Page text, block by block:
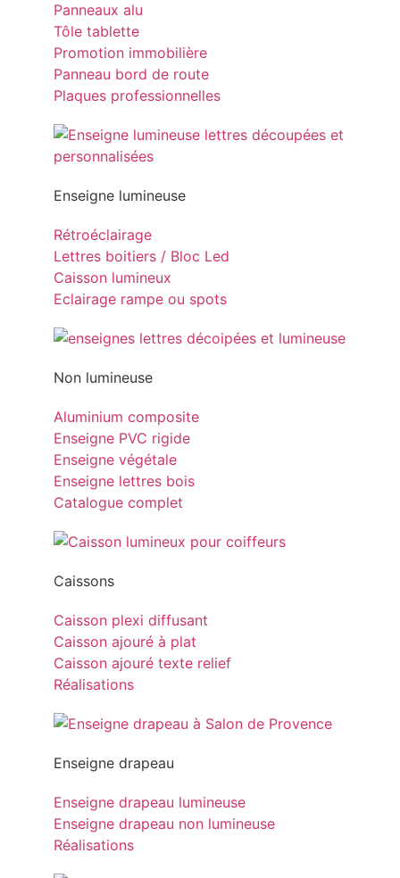
Panneaux alu
Tôle tablette
Promotion immobilière
Panneau bord de route
Plaques professionnelles
Enseigne lumineuse
Rétroéclairage
Lettres boitiers / Bloc Led
Caisson lumineux
Eclairage rampe ou spots
Non lumineuse
Aluminium composite
Enseigne PVC rigide
Enseigne végétale
Enseigne lettres bois
Catalogue complet
Caissons
Caisson plexi diffusant
Caisson ajouré à plat
Caisson ajouré texte relief
Réalisations
Enseigne drapeau
Enseigne drapeau lumineuse
Enseigne drapeau non lumineuse
Réalisations